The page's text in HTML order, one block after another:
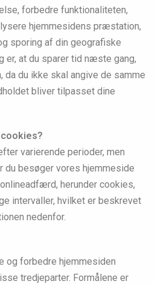
forbedre funktionaliteten,
hjemmesidens præstation,
sporing af din geografiske
er, at du sparer tid næste gang,
da du ikke skal angive de samme
bliver tilpasset dine
varierende perioder, men
du besøger vores hjemmeside
herunder cookies,
intervaller, hvilket er beskrevet
nedenfor.
og forbedre hjemmesiden
tredjeparter. Formålene er